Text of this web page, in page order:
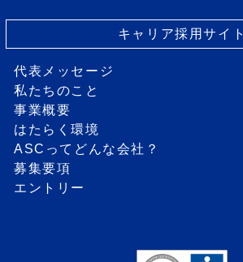
キャリア採用サイト
代表メッセージ
私たちのこと
事業概要
はたらく環境
ASCってどんな会社？
募集要項
エントリー